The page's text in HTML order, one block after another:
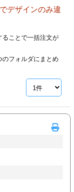
デザインのみ違
ることで一括注文が
フォルダにまとめ